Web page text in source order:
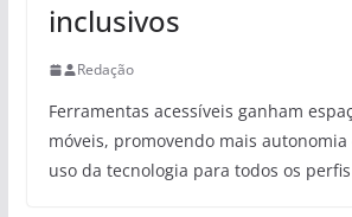
inclusivos
Redação
Ferramentas acessíveis ganham
móveis, promovendo mais
uso da tecnologia para todos os perfis